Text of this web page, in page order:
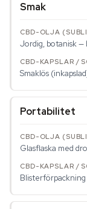
Smak
Jordig, botanisk —
Smaklös
Portabilitet
Glasflaska med